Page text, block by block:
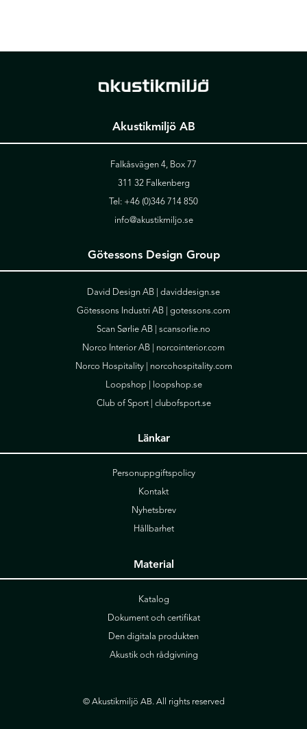
Akustikmiljö AB
Falkåsvägen 4, Box 77
311 32 Falkenberg
Tel: +46 (0)346 714 850
info@akustikmiljo.se
Götessons Design Group
David Design AB | daviddesign.se
Götessons Industri AB | gotessons.com
Scan Sørlie AB | scansorlie.no
Norco Interior AB | norcointerior.com
Norco Hospitality | norcohospitality.com
Loopshop |
loopshop.se
Club of Sport | clubofsport.se
Länkar
Personuppgiftspolicy
Kontakt
Nyhetsbrev
Hållbarhet
Material
Katalog
Dokument och certifikat
Den digitala produkten
Akustik och rådgivning
© Akustikmiljö AB. All rights reserved